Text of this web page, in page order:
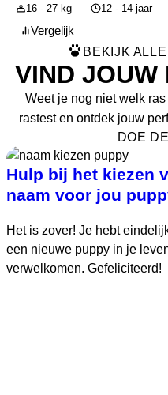
16 - 27 kg
12 - 14 jaar
Vergelijk
BEKIJK
VIND JOUW
Weet je nog niet welk
rastest en ontdek jouw
DOE
Hulp bij het kiezen
naam voor jou
Het is zover! Je hebt
een nieuwe puppy in je
verwelkomen. Gefeliciteerd!